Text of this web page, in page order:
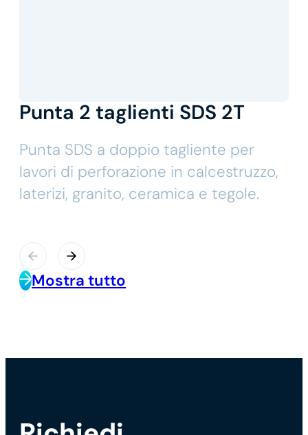
Punta 2 taglienti SDS 2T
Punta SDS a doppio tagliente per
lavori di perforazione in calcestruzzo,
laterizi, granito, ceramica e tegole.
Mostra tutto